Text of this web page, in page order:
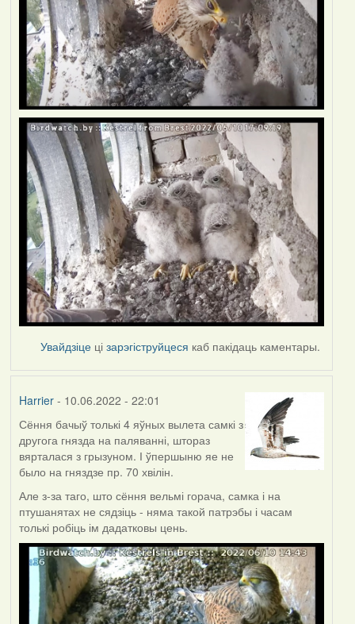
Увайдзіце цізарэгіструйцеся каб пакідаць каментары.
Harrier- 10.06.2022 - 22:01
Сёння бачыў толькі 4 яўных вылета самкі з
другога гнязда на паляванні, штораз
вярталася з грызуном. І ўпершыню яе не
было на гняздзе пр. 70 хвілін.
Але з-за таго, што сёння вельмі горача, самка і на
птушанятах не сядзіць - няма такой патрэбы і часам
толькі робіць ім дадатковы цень.